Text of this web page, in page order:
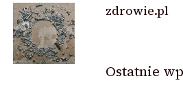
zdrowie.pl
Ostatnie